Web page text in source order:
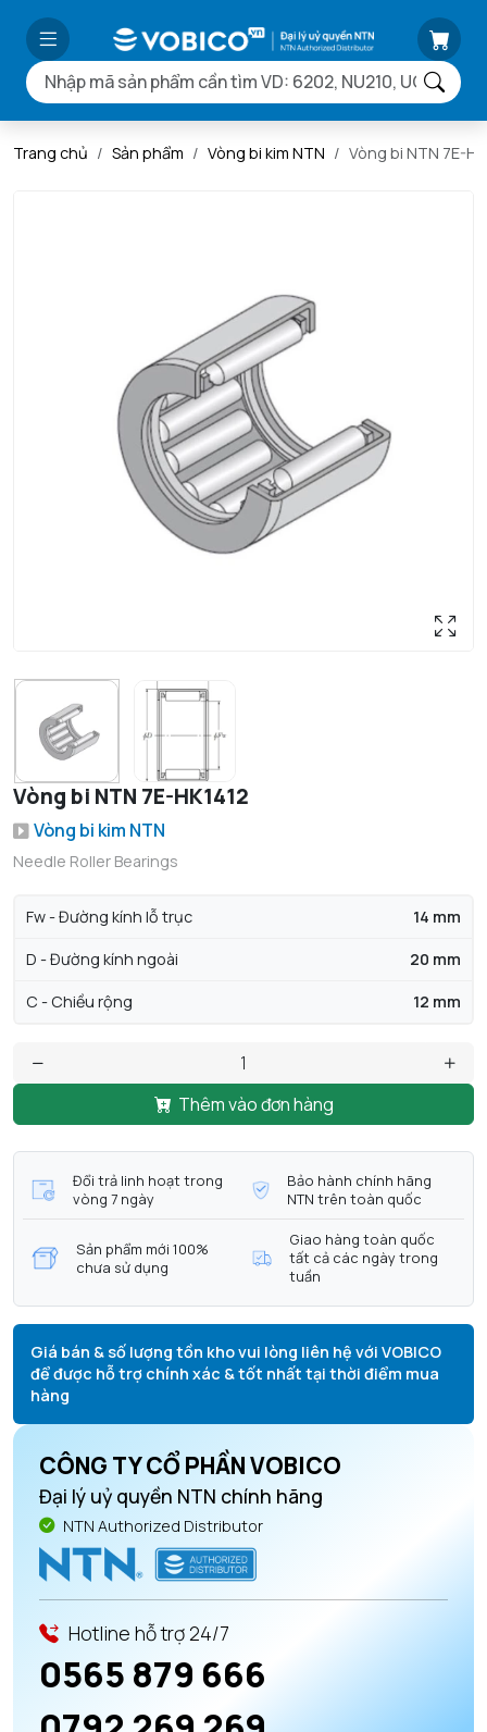
Trang chủ Sản phẩm Vòng bi kim NTN Vòng bi NTN 7E-
Vòng bi NTN 7E-HK1412
Vòng bi kim NTN
Needle Roller Bearings
Fw - Đường kính lỗ trục 14 mm
D - Đường kính ngoài 20 mm
C - Chiều rộng 12 mm
Thêm vào đơn hàng
Đổi trả linh hoạt trong
vòng 7 ngày
Bảo hành chính hãng
NTN trên toàn quốc
Sản phẩm mới 100%
chưa sử dụng
Giao hàng toàn quốc
tất cả các ngày trong
tuần
Giá bán & số lượng tồn kho vui lòng liên hệ với VOBICO
để được hỗ trợ chính xác & tốt nhất tại thời điểm mua
hàng
CÔNG TY CỔ PHẦN VOBICO
Đại lý uỷ quyền NTN chính hãng
NTN Authorized Distributor
Hotline hỗ trợ 24/7
0565 879 666